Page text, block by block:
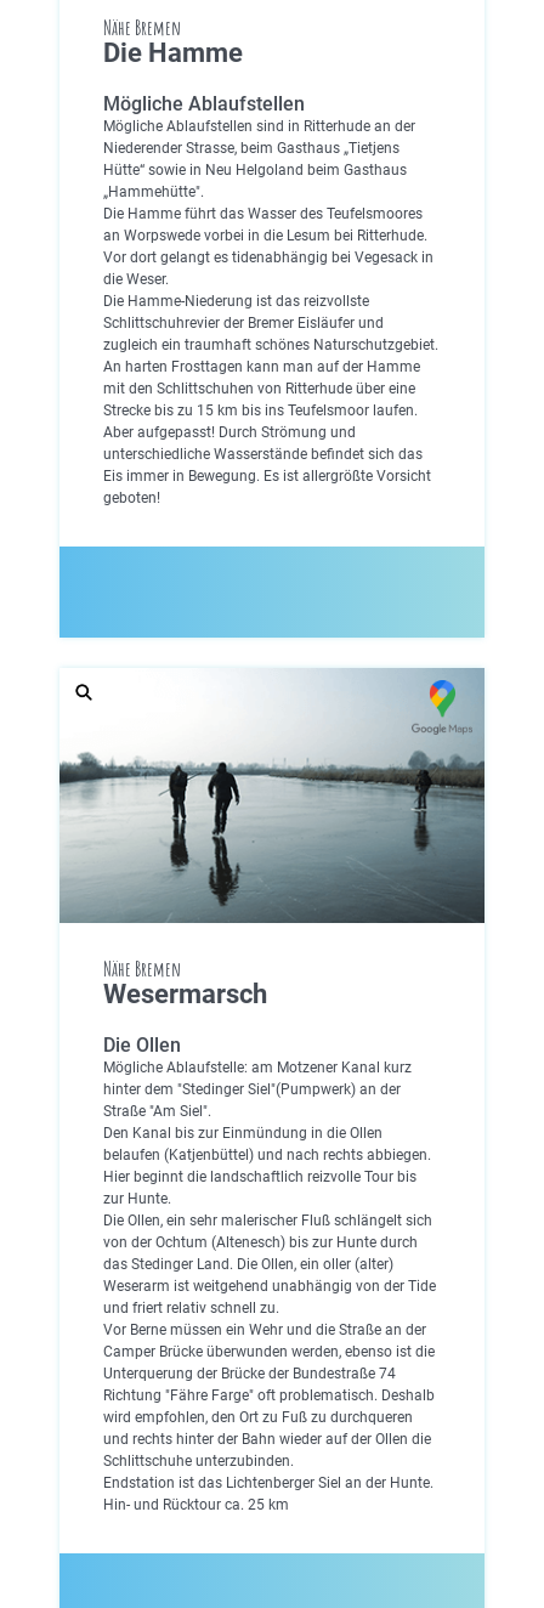
Nähe Bremen
Die Hamme
Mögliche Ablaufstellen
Mögliche Ablaufstellen sind in Ritterhude an der
Niederender Strasse, beim Gasthaus „Tietjens
Hütte“ sowie in Neu Helgoland beim Gasthaus
„Hammehütte".
Die Hamme führt das Wasser des Teufelsmoores
an Worpswede vorbei in die Lesum bei Ritterhude.
Vor dort gelangt es tidenabhängig bei Vegesack in
die Weser.
Die Hamme-Niederung ist das reizvollste
Schlittschuhrevier der Bremer Eisläufer und
zugleich ein traumhaft schönes Naturschutzgebiet.
An harten Frosttagen kann man auf der Hamme
mit den Schlittschuhen von Ritterhude über eine
Strecke bis zu 15 km bis ins Teufelsmoor laufen.
Aber aufgepasst! Durch Strömung und
unterschiedliche Wasserstände befindet sich das
Eis immer in Bewegung. Es ist allergrößte Vorsicht
geboten!
Nähe Bremen
Wesermarsch
Die Ollen
Mögliche Ablaufstelle: am Motzener Kanal kurz
hinter dem "Stedinger Siel"(Pumpwerk) an der
Straße "Am Siel".
Den Kanal bis zur Einmündung in die Ollen
belaufen (Katjenbüttel) und nach rechts abbiegen.
Hier beginnt die landschaftlich reizvolle Tour bis
zur Hunte.
Die Ollen, ein sehr malerischer Fluß schlängelt sich
von der Ochtum (Altenesch) bis zur Hunte durch
das Stedinger Land. Die Ollen, ein oller (alter)
Weserarm ist weitgehend unabhängig von der Tide
und friert relativ schnell zu.
Vor Berne müssen ein Wehr und die Straße an der
Camper Brücke überwunden werden, ebenso ist die
Unterquerung der Brücke der Bundestraße 74
Richtung "Fähre Farge" oft problematisch. Deshalb
wird empfohlen, den Ort zu Fuß zu durchqueren
und rechts hinter der Bahn wieder auf der Ollen die
Schlittschuhe unterzubinden.
Endstation ist das Lichtenberger Siel an der Hunte.
Hin- und Rücktour ca. 25 km